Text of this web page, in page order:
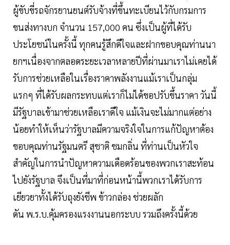
ผู้ขับขี่รถจักรยานยนต์รับจ้างที่ขึ้นทะเบียนไว้กับกรมการ
ขนส่งทางบก จำนวน 157,000 คน ซึ่งเป็นผู้ที่ได้รับ
ประโยชน์ในครั้งนี้ ทุกคนรู้สึกดีใจและฝากขอบคุณท่านนา
ยกฯเนื่องจากตลอดระยะเวลาหลายปีที่ผ่านมาเราไม่เคยได้
รับการช่วยเหลือในเรื่องราคาพลังงานแม้เราเป็นกลุ่ม
แรกๆ ที่ได้รับผลกระทบแต่เราก็ไม่ได้ขอปรับขึ้นราคา วันนี้
มีรัฐบาลเข้ามาช่วยเหลือเราดีใจ แม้เงินจะไม่มากแต่อย่าง
น้อยทำให้เห็นว่ารัฐบาลมีความจริงใจในการแก้ปัญหาต้อง
ขอบคุณท่านรัฐมนตรี สุชาติ ชมกลิ่น ที่ท่านเป็นหัวใจ
สำคัญในการนำปัญหาความเดือดร้อนของพวกเราสะท้อน
ไปยังรัฐบาล จึงเป็นที่มาที่ก่อนหน้านี้พวกเราได้รับการ
เยียวยาทั้งได้รับถุงยังชีพ ข้าวกล่อง ช่วยผลัก
ดัน พ.ร.บ.คุ้มครองแรงงานนอกระบบ รวมถึงครั้งนี้ด้วย